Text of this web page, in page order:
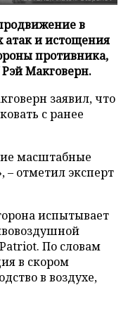
в
атак и истощения
противника,
Макговерн.
заявил, что
с ранее
масштабные
отметил эксперт
испытывает
По словам
в скором
в воздухе,